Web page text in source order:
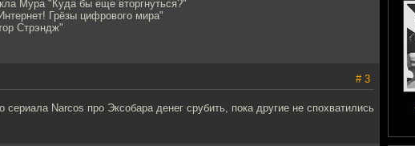
Мура "Куда бы еще вторгнуться?"
Грёзы цифрового мира"
Стрэндж"
# 3
Narcos про Эксобара денег срубить, пока другие не спохватились